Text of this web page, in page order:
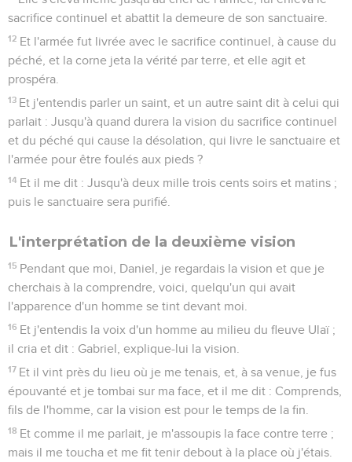
sacrifice continuel et abattit la demeure de son sanctuaire.
12 Et l'armée fut livrée avec le sacrifice continuel, à cause du
péché, et la corne jeta la vérité par terre, et elle agit et
prospéra.
13 Et j'entendis parler un saint, et un autre saint dit à celui qui
parlait : Jusqu'à quand durera la vision du sacrifice continuel
et du péché qui cause la désolation, qui livre le sanctuaire et
l'armée pour être foulés aux pieds ?
14 Et il me dit : Jusqu'à deux mille trois cents soirs et matins ;
puis le sanctuaire sera purifié.
L'interprétation de la deuxième vision
15 Pendant que moi, Daniel, je regardais la vision et que je
cherchais à la comprendre, voici, quelqu'un qui avait
l'apparence d'un homme se tint devant moi.
16 Et j'entendis la voix d'un homme au milieu du fleuve Ulaï ;
il cria et dit : Gabriel, explique-lui la vision.
17 Et il vint près du lieu où je me tenais, et, à sa venue, je fus
épouvanté et je tombai sur ma face, et il me dit : Comprends,
fils de l'homme, car la vision est pour le temps de la fin.
18 Et comme il me parlait, je m'assoupis la face contre terre ;
mais il me toucha et me fit tenir debout à la place où j'étais.